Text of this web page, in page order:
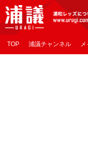
[浦議]浦和レッズについて議論す
TOP 浦議チャンネル